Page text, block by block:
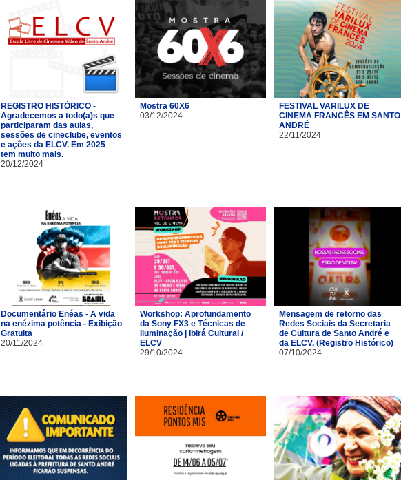
REGISTRO HISTÓRICO -
Agradecemos a todo(a)s que
participaram das aulas,
sessões de cineclube, eventos
e ações da ELCV. Em 2025
tem muito mais.
20/12/2024
Mostra 60X6
03/12/2024
FESTIVAL VARILUX DE
CINEMA FRANCÊS EM SANTO
ANDRÉ
22/11/2024
Documentário Enéas - A vida
na enézima potência - Exibição
Gratuita
20/11/2024
Workshop: Aprofundamento
da Sony FX3 e Técnicas de
Iluminação | Ibirá Cultural /
ELCV
29/10/2024
Mensagem de retorno das
Redes Sociais da Secretaria
de Cultura de Santo André e
da ELCV. (Registro Histórico)
07/10/2024